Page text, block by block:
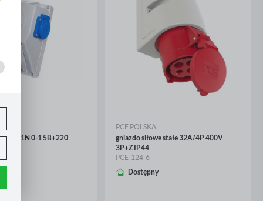
18.1N 0-1 5B+220
PCE POLSKA
gniazdo siłowe stałe 32A/4P 400V
3P+Z IP44
PCE-124-6
Dostępny
WIĘCEJ